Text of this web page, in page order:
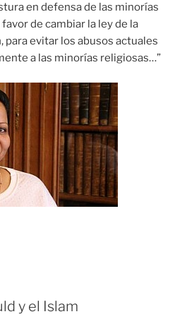
en defensa de las minorías
de cambiar la ley de la
para evitar los abusos actuales
a las minorías religiosas…”
y el Islam